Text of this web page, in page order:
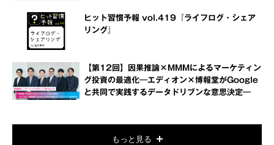
ヒット習慣予報 vol.419『ライフログ・シェア
リング』
【第12回】因果推論×MMMによるマーケティン
グ投資の最適化―エディオン×博報堂がGoogle
と共同で実践するデータドリブンな意思決定―
もっと見る